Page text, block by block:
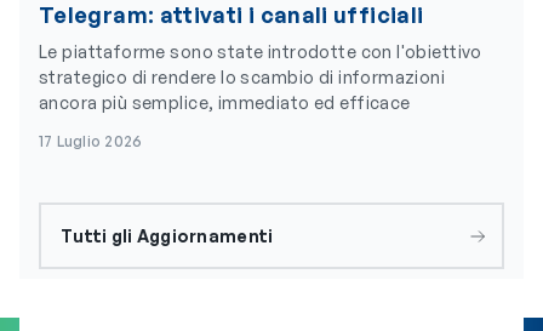
Telegram: attivati i canali ufficiali
Le piattaforme sono state introdotte con l'obiettivo
strategico di rendere lo scambio di informazioni
ancora più semplice, immediato ed efficace
17 Luglio 2026
Tutti gli Aggiornamenti